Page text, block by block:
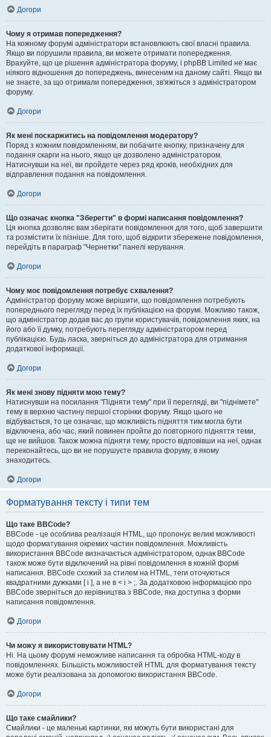
Догори
Чому я отримав попередження?
На кожному форумі адміністратори встановлюють свої власні правила.
Якщо ви порушили правила, ви можете отримати попередження.
Врахуйте, що це рішення адміністратора форуму, і phpBB Limited не має
ніякого відношення до попереджень, винесеним на даному сайті. Якщо ви
не знаєте, за що отримали попередження, зв'яжіться з адміністратором
форуму.
Догори
Як мені поскаржитись на повідомлення модератору?
Поряд з кожним повідомленням, ви побачите кнопку, призначену для
подання скарги на нього, якщо це дозволено адміністратором.
Натиснувши на неї, ви пройдете через ряд кроків, необхідних для
відправлення подання на повідомлення.
Догори
Що означає кнопка "Зберегти" в формі написання повідомлення?
Ця кнопка дозволяє вам зберігати повідомлення для того, щоб завершити
та розмістити їх пізніше. Для того, щоб відкрити збережене повідомлення,
перейдіть в параграф "Чернетки" панелі керування.
Догори
Чому моє повідомлення потребує схвалення?
Адміністратор форуму може вирішити, що повідомлення потребують
попереднього перегляду перед їх публікацією на форумі. Можливо також,
що адміністратор додав вас до групи користувачів, повідомлення яких, на
його або її думку, потребують перегляду адміністратором перед
публікацією. Будь ласка, зверніться до адміністратора для отримання
додаткової інформації.
Догори
Як мені знову підняти мою тему?
Натиснувши на посилання "Підняти тему" при її перегляді, ви "піднімете"
тему в верхню частину першої сторінки форуму. Якщо цього не
відбувається, то це означає, що можливість підняття тим могла бути
відключена, або час, який повинен пройти до повторного підняття теми,
ще не вийшов. Також можна підняти тему, просто відповівши на неї, однак
переконайтесь, що ви не порушуєте правила форуму, в якому
знаходитесь.
Догори
Форматування тексту і типи тем
Що таке BBCode?
BBCode - це особлива реалізація HTML, що пропонує великі можливості
щодо форматування окремих частин повідомлення. Можливість
використання BBCode визначається адміністратором, однак BBCode
також може бути відключений на рівні повідомлення в кожній формі
написання. BBCode схожий за стилем на HTML, теги оточуються
квадратними дужками [ і ], а не в < і > ;. За додатковою інформацією про
BBCode зверніться до керівництва з BBCode, яка доступна з форми
написання повідомлення.
Догори
Чи можу я використовувати HTML?
Ні. На цьому форумі неможливе написання та обробка HTML-коду в
повідомленнях. Більшість можливостей HTML для форматування тексту
може бути реалізована за допомогою використання BBCode.
Догори
Що таке смайлики?
Смайлики - це маленькі картинки, які можуть бути використані для